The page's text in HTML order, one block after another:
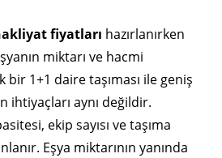
fiyatları hazırlanırken
miktarı ve hacmi
1+1 daire taşıması ile geniş
ihtiyaçları aynı değildir.
ekip sayısı ve taşıma
Eşya miktarının yanında